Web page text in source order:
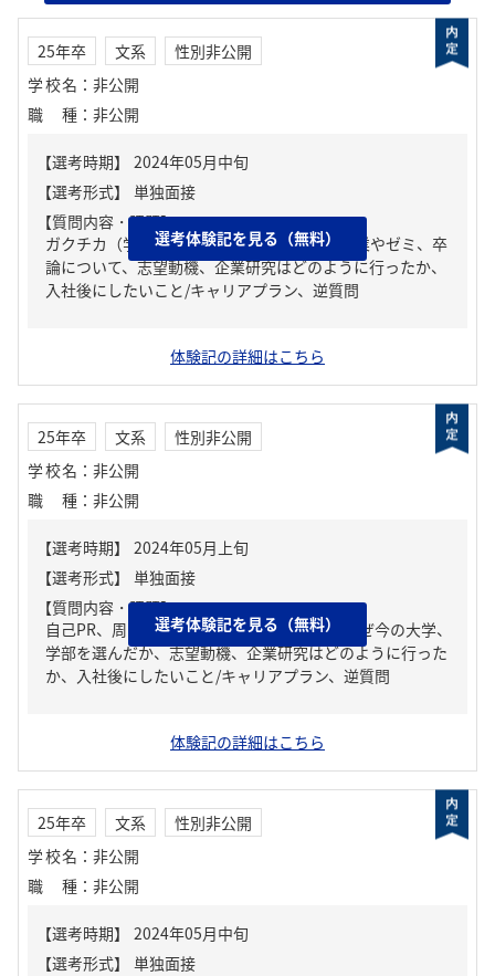
25年卒 文系
性別非公開
学校名 ： 非公開
職種 ： 非公開
【質問内容・課題】
ガクチカ（学生時代に力を入れたこと）、授業やゼミ、卒
論について、志望動機、企業研究はどのように行ったか、
入社後にしたいこと/キャリアプラン、逆質問
選考体験記を見る（無料）
体験記の詳細はこちら
25年卒 文系
性別非公開
学校名 ： 非公開
職種 ： 非公開
【質問内容・課題】
自己PR、周りからどんな人といわれる？、なぜ今の大学、
学部を選んだか、志望動機、企業研究はどのように行った
か、入社後にしたいこと/キャリアプラン、逆質問
選考体験記を見る（無料）
体験記の詳細はこちら
25年卒 文系
性別非公開
学校名 ： 非公開
職種 ： 非公開